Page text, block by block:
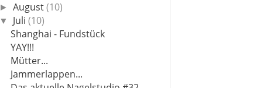
► August(10)
▼ Juli (10)
Shanghai - Fundstück
YAY!!!
Mütter...
Jammerlappen...